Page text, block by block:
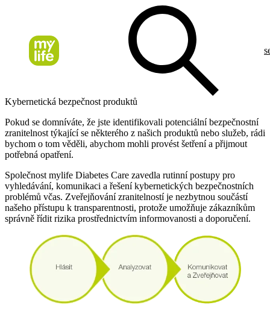
Kybernetická bezpečnost produktů
Pokud se domníváte, že jste identifikovali potenciální bezpečnostní
zranitelnost týkající se některého z našich produktů nebo služeb, rádi
bychom o tom věděli, abychom mohli provést šetření a přijmout
potřebná opatření.
Společnost mylife Diabetes Care zavedla rutinní postupy pro
vyhledávání, komunikaci a řešení kybernetických bezpečnostních
problémů včas. Zveřejňování zranitelností je nezbytnou součástí
našeho přístupu k transparentnosti, protože umožňuje zákazníkům
správně řídit rizika prostřednictvím informovanosti a doporučení.